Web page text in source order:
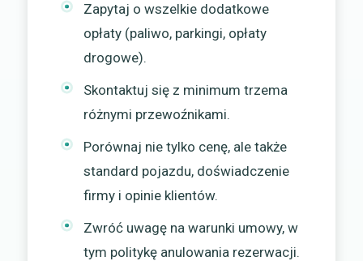
Zapytaj o wszelkie dodatkowe
opłaty (paliwo, parkingi, opłaty
drogowe).
Skontaktuj się z minimum trzema
różnymi przewoźnikami.
Porównaj nie tylko cenę, ale także
standard pojazdu, doświadczenie
firmy i opinie klientów.
Zwróć uwagę na warunki umowy, w
tym politykę anulowania rezerwacji.